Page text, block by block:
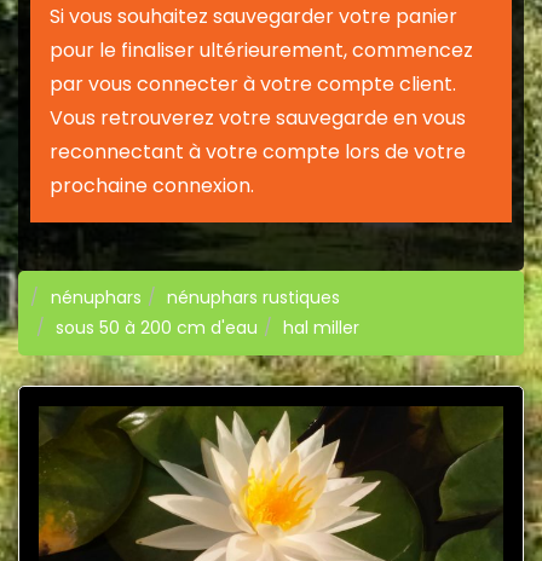
Si vous souhaitez sauvegarder votre panier
pour le finaliser ultérieurement, commencez
par vous connecter à votre compte client.
Vous retrouverez votre sauvegarde en vous
reconnectant à votre compte lors de votre
prochaine connexion.
nénuphars
nénuphars rustiques
sous 50 à 200 cm d'eau
hal miller